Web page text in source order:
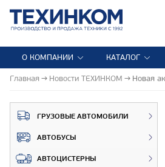
О КОМПАНИИ КАТАЛОГ
Главная Новости ТЕХИНКОМ Новая
ГРУЗОВЫЕ АВТОМОБИЛИ
АВТОБУСЫ
АВТОЦИСТЕРНЫ